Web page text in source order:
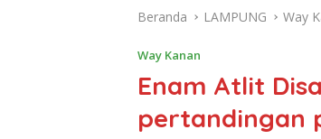
Beranda LAMPUNG Way
Way Kanan
Enam Atlit
pertandingan